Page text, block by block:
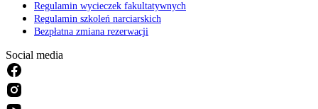
Regulamin wycieczek fakultatywnych
Regulamin szkoleń narciarskich
Bezpłatna zmiana rezerwacji
Social media